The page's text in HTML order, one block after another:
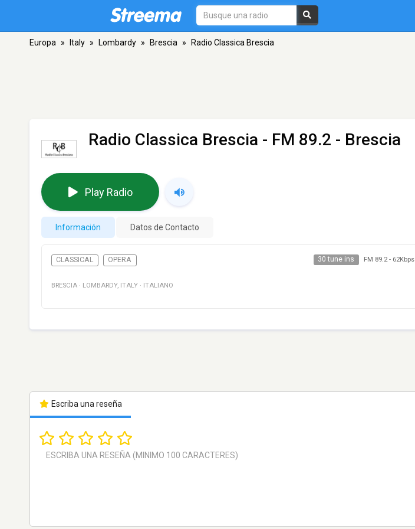
Europa » Italy » Lombardy » Brescia » Radio Classica Brescia
Radio Classica Brescia - FM 89.2 - Brescia
Play Radio
Información Datos de Contacto
CLASSICAL OPERA 30 tune ins FM 89.2- 62Kbps
BRESCIA · LOMBARDY, ITALY · ITALIANO
Escriba una reseña